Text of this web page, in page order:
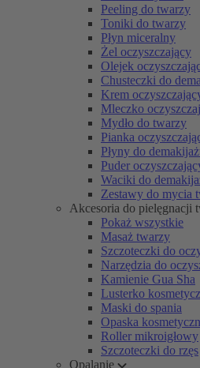
Peeling do twarzy
Toniki do twarzy
Płyn miceralny
Żel oczyszczający
Olejek
Chusteczki do
Krem
Mleczko
Mydło do twarzy
Pianka
Płyny do
Puder
Waciki do
Zestawy do mycia
Akcesoria do pielęgnacji
Pokaż wszystkie
Masaż twarzy
Szczoteczki do
Narzędzia do
Kamienie Gua Sha
Lusterko
Maski do spania
Opaska
Roller mikroigłowy
Szczoteczki do rzęs
Opalanie